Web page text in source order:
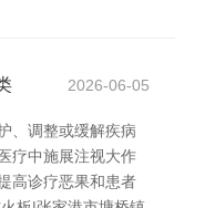
2026-06-05
、调整或缓解疾病
疗中施展注视大作
高诊疗恶果和患者